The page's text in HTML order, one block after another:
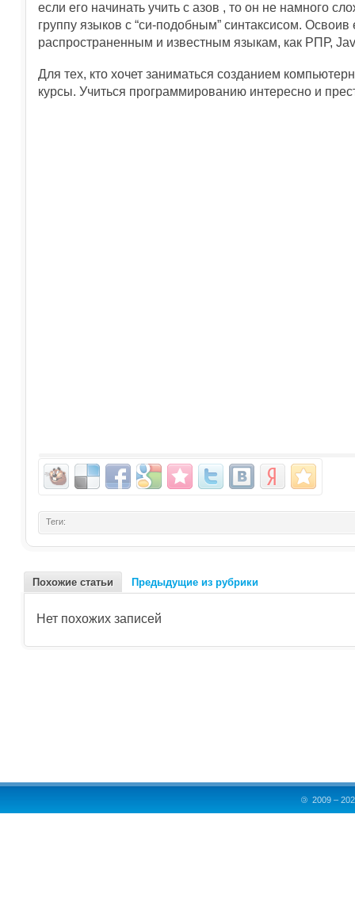
если его начинать учить с азов , то он не намного
группу языков с “си-подобным” синтаксисом.
распространенным и известным языкам, как РПР,
Для тех, кто хочет заниматься созданием
курсы. Учиться программированию интересно и
Теги:
Похожие статьи Предыдущие из рубрики
Нет похожих записей
© 2009 –